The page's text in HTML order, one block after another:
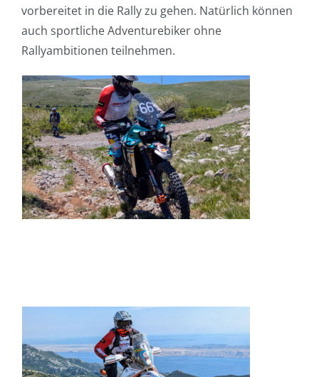
vorbereitet in die Rally zu gehen. Natürlich können
auch sportliche Adventurebiker ohne
Rallyambitionen teilnehmen.